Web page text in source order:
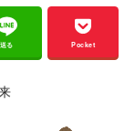
送る Pocket